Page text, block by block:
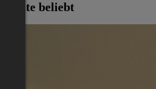
Heute beliebt